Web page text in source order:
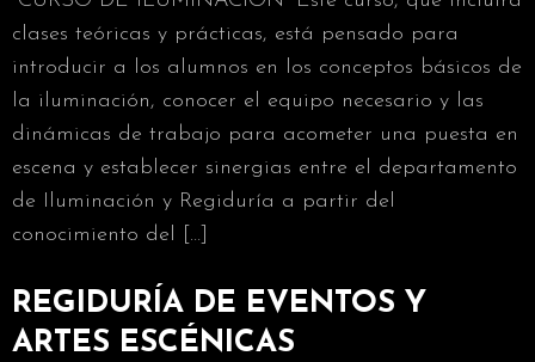
clases teóricas y prácticas, está pensado para
introducir a los alumnos en los conceptos básicos de
la iluminación, conocer el equipo necesario y las
dinámicas de trabajo para acometer una puesta en
escena y establecer sinergias entre el departamento
de Iluminación y Regiduría a partir del
conocimiento del […]
REGIDURÍA DE EVENTOS Y
ARTES ESCÉNICAS